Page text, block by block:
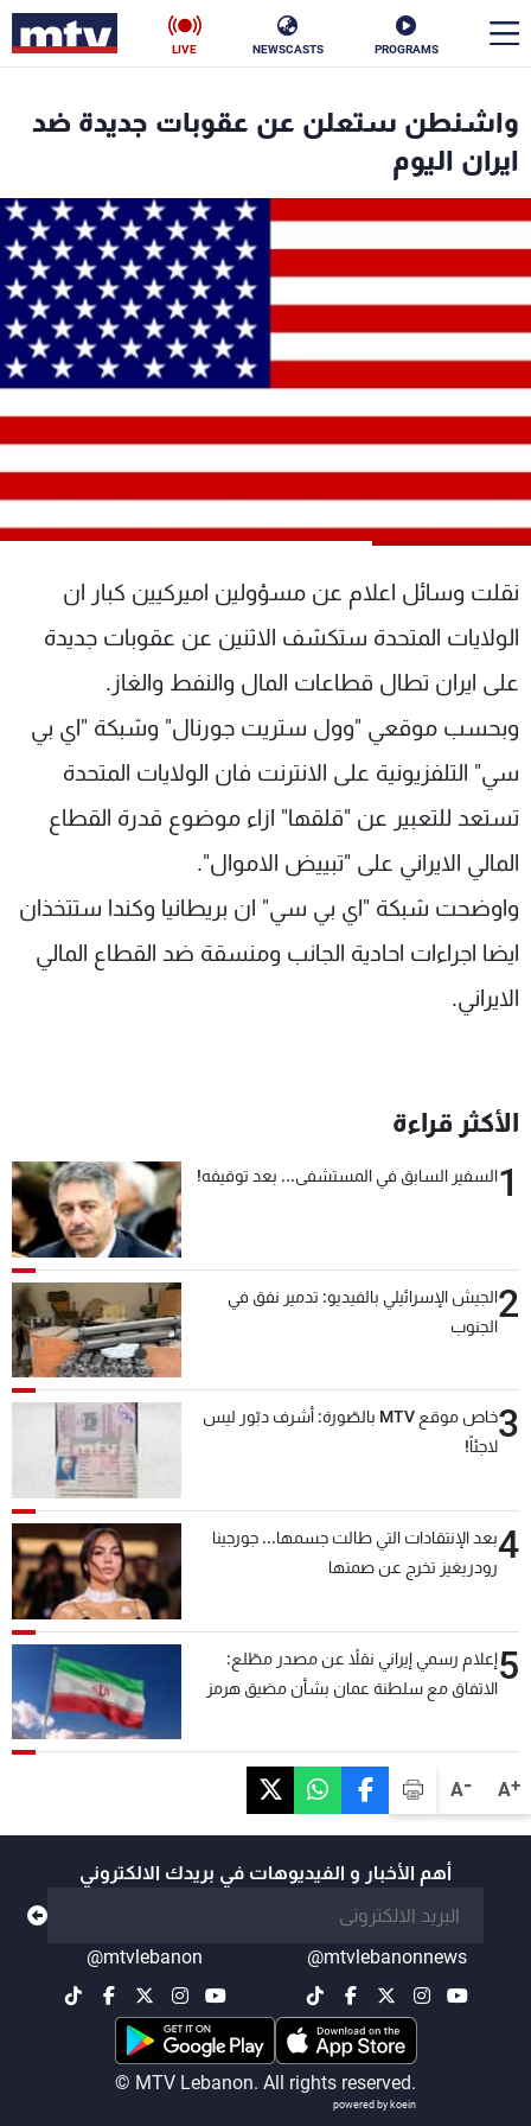
PROGRAMS
NEWSCASTS
LIVE
A+
A-
واشنطن ستعلن عن عقوبات جديدة ضد
ايران اليوم
نقلت وسائل اعلام عن مسؤولين اميركيين كبار ان
الولايات المتحدة ستكشف الاثنين عن عقوبات جديدة
على ايران تطال قطاعات المال والنفط والغاز.
وبحسب موقعي "وول ستريت جورنال" وشبكة "اي بي
سي" التلفزيونية على الانترنت فان الولايات المتحدة
تستعد للتعبير عن "قلقها" ازاء موضوع قدرة القطاع
المالي الايراني على "تبييض الاموال".
واوضحت شبكة "اي بي سي" ان بريطانيا وكندا ستتخذان
ايضا اجراءات احادية الجانب ومنسقة ضد القطاع المالي
الايراني.
الأكثر قراءة
1السفير السابق في المستشفى... بعد توقيفه!
2الجيش الإسرائيلي بالفيديو: تدمير نفق في
الجنوب
3
خاص موقع MTV بالصّورة: أشرف دبّور ليس
لاجئاً!
4بعد الإنتقادات التي طالت جسمها... جورجينا
رودريغيز تخرج عن صمتها
5إعلام رسمي إيراني نقلاً عن مصدر مطّلع:
الاتفاق مع سلطنة عمان بشأن مضيق هرمز
أهم الأخبار و الفيديوهات في بريدك الالكتروني
@mtvlebanonnews
@mtvlebanon
© MTV Lebanon. All rights reserved.
powered by koein
الأخبار
سياسة ناس
إقتصاد فن
منوعات رياضة
كأس العالم
البرامج
جدول البرامج
الترددات
الإنـتـاج
تواصل معنا
شروط الإسـتخدام
سياسة الخصوصية